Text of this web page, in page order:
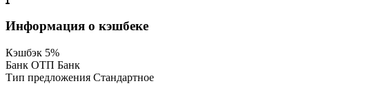
Информация о кэшбеке
Кэшбэк 5%
Банк ОТП Банк
Тип предложения Стандартное